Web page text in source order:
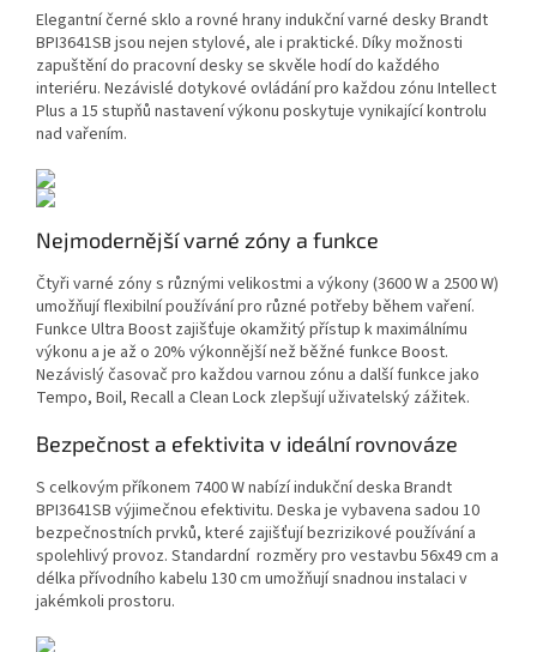
Elegantní černé sklo a rovné hrany indukční varné desky Brandt
BPI3641SB jsou nejen stylové, ale i praktické. Díky možnosti
zapuštění do pracovní desky se skvěle hodí do každého
interiéru. Nezávislé dotykové ovládání pro každou zónu Intellect
Plus a 15 stupňů nastavení výkonu poskytuje vynikající kontrolu
nad vařením.
Nejmodernější varné zóny a funkce
Čtyři varné zóny s různými velikostmi a výkony (3600 W a 2500 W)
umožňují flexibilní používání pro různé potřeby během vaření.
Funkce Ultra Boost zajišťuje okamžitý přístup k maximálnímu
výkonu a je až o 20% výkonnější než běžné funkce Boost.
Nezávislý časovač pro každou varnou zónu a další funkce jako
Tempo, Boil, Recall a Clean Lock zlepšují uživatelský zážitek.
Bezpečnost a efektivita v ideální rovnováze
S celkovým příkonem 7400 W nabízí indukční deska Brandt
BPI3641SB výjimečnou efektivitu. Deska je vybavena sadou 10
bezpečnostních prvků, které zajišťují bezrizikové používání a
spolehlivý provoz. Standardní rozměry pro vestavbu 56x49 cm a
délka přívodního kabelu 130 cm umožňují snadnou instalaci v
jakémkoli prostoru.